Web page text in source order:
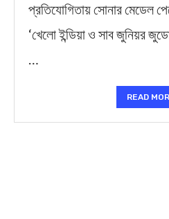
প্রতিযোগিতায় সোনার মেডেল
‘খেলো ইন্ডিয়া ও সাব জুনিয়র
…
READ